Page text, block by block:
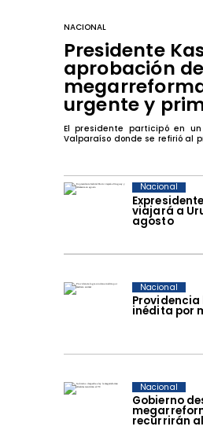
viajará a
agosto
Nacional
inédita por
Nacional
Gobierno
recurrirán
Nacional
NACIONAL
Presidente
aprobación de
urgente y
El presidente participó en
Valparaíso donde se refirió al